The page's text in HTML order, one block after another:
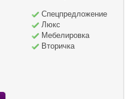
Спецпредложение
Люкс
Мебелировка
Вторичка